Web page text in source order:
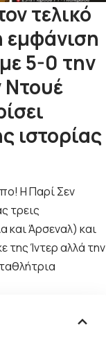
τελικό
εμφάνιση
5-0 την
Ντουέ
ιστορίας
ΗΠαρί Σεν
τρεις
και Άρσεναλ) και
τηςΊντεραλλά την